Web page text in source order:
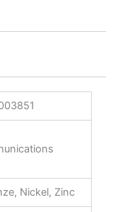
Nickel, Zinc